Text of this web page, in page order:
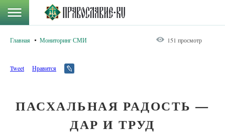
Главная Мониторинг СМИ 151 просмотр
Tweet Нравится
ПАСХАЛЬНАЯ РАДОСТЬ —
ДАР И ТРУД